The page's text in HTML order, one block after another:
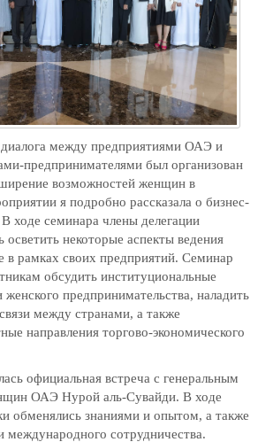
диалога между предприятиями ОАЭ и
предпринимателями был организован
возможностей женщин в
я подробно рассказала о бизнес-
ходе семинара члены делегации
некоторые аспекты ведения
в рамках своих предприятий. Семинар
обсудить институциональные
предпринимательства, наладить
между странами, а также
направления торгово-экономического
официальная встреча с генеральным
ОАЭ Нурой аль-Сувайди. В ходе
обменялись знаниями и опытом, а также
международного сотрудничества.